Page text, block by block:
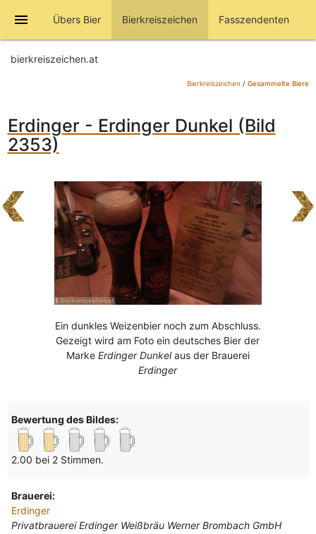
menu Übers Bier Bierkreiszeichen Fasszendenten
bierkreiszeichen.at
Bierkreiszeichen / Gesammelte Biere
Erdinger - Erdinger Dunkel (Bild
2353)
Ein dunkles Weizenbier noch zum Abschluss.
Gezeigt wird am Foto ein deutsches Bier der
Marke Erdinger Dunkelaus der Brauerei
Erdinger
Bewertung des Bildes:
2.00 bei 2 Stimmen.
Brauerei:
Erdinger
Privatbrauerei Erdinger Weißbräu Werner Brombach GmbH